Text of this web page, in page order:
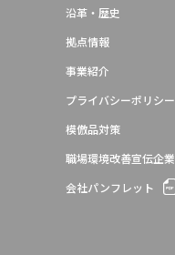
沿革・歴史
拠点情報
事業紹介
プライバシーポリシー
模倣品対策
職場環境改善宣伝企業
会社パンフレット